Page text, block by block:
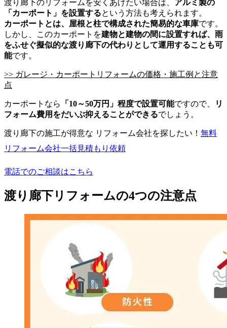
渡り廊下のリフォームを安くあげたい場合は、 アルミ製の
「カーポート」を設置するという方法も考えられます。
カーポートとは、屋根と柱で構成された簡易的な車庫です。
しかし、このカーポートを建物と建物の間に設置すれば、雨
をふせぐ擬似的な渡り廊下の代わりとして運用することも可
能です。
>> ガレージ・カーポートリフォームの価格・施工例と注意
点
カーポートなら 「10～50万円」程度で設置可能ですので、
リ
フォーム費用をだいぶ抑えることができるでしょう。
渡り廊下の施工が得意な リフォーム会社を探したい！ 無料
リフォーム会社一括見積もり依頼
電話でのご相談はこちら
渡り廊下リフォームの4つの注意点